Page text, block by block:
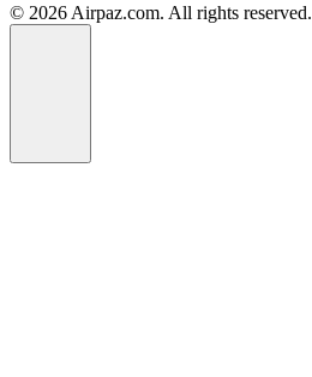
© 2026 Airpaz.com. All rights reserved.